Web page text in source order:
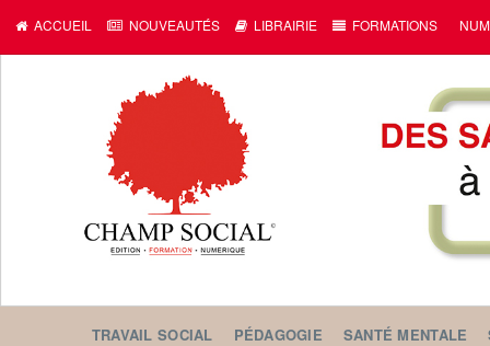
ACCUEIL NOUVEAUTÉS LIBRAIRIE FORMATIONS
TRAVAIL SOCIAL PÉDAGOGIE SANTÉ MENTALE